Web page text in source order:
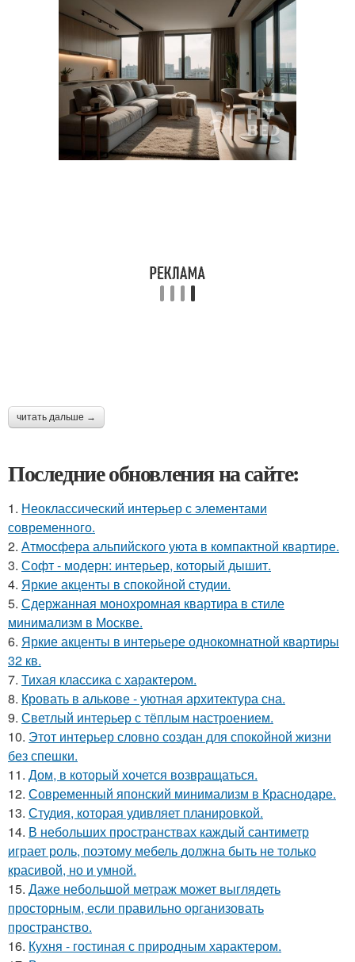
читать дальше →
Последние обновления на сайте:
1. Неоклассический интерьер с элементами
современного.
2. Атмосфера альпийского уюта в компактной квартире.
3. Софт - модерн: интерьер, который дышит.
4. Яркие акценты в спокойной студии.
5. Сдержанная монохромная квартира в стиле
минимализм в Москве.
6. Яркие акценты в интерьере однокомнатной квартиры
32 кв.
7. Тихая классика с характером.
8. Кровать в алькове - уютная архитектура сна.
9. Светлый интерьер с тёплым настроением.
10. Этот интерьер словно создан для спокойной жизни
без спешки.
11. Дом, в который хочется возвращаться.
12. Современный японский минимализм в Краснодаре.
13. Студия, которая удивляет планировкой.
14. В небольших пространствах каждый сантиметр
играет роль, поэтому мебель должна быть не только
красивой, но и умной.
15. Даже небольшой метраж может выглядеть
просторным, если правильно организовать
пространство.
16. Кухня - гостиная с природным характером.